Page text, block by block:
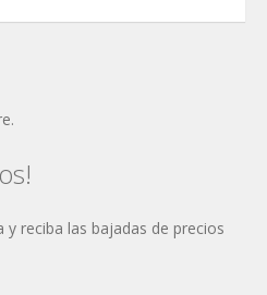
y reciba las bajadas de precios